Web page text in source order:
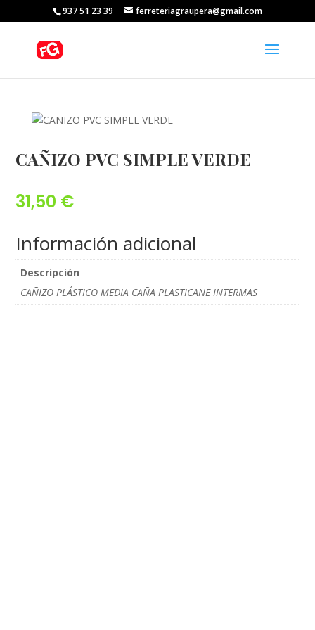
937 51 23 39 ferreteriagraupera@gmail.com
CAÑIZO PVC SIMPLE VERDE
31,50 €
Información adicional
Descripción
CAÑIZO PLÁSTICO MEDIA CAÑA PLASTICANE INTERMAS